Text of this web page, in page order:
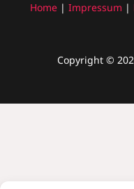
Home | Impressum |
Copyright ©